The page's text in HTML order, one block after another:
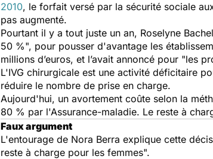
2010, le forfait versé par la sécurité sociale
pas augmenté.
Pourtant il y a tout juste un an, Roselyne
50 %", pour pousser d'avantage les
millions d’euros, et l’avait annoncé pour "les
L'IVG chirurgicale est une activité déficitaire
réduire le nombre de prise en charge.
Aujourd'hui, un avortement coûte selon la
80 % par l'Assurance-maladie. Le reste à
Faux argument
L'entourage de Nora Berra explique cette
reste à charge pour les femmes".